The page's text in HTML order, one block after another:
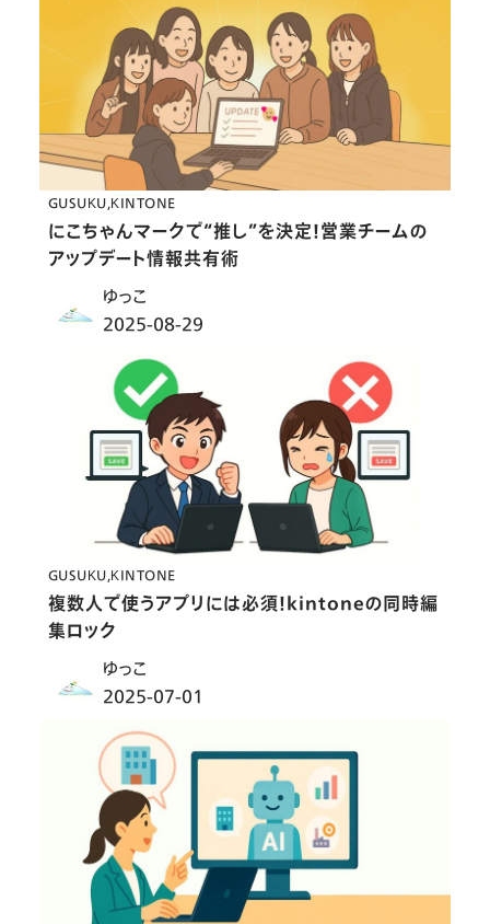
GUSUKU KINTONE
にこちゃんマークで“推し”を決定！営業チームの
アップデート情報共有術
ゆっこ
2025-08-29
GUSUKU KINTONE
複数人で使うアプリには必須！kintoneの同時編
集ロック
ゆっこ
2025-07-01